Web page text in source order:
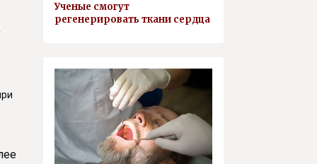
Ученые смогут
регенерировать ткани сердца